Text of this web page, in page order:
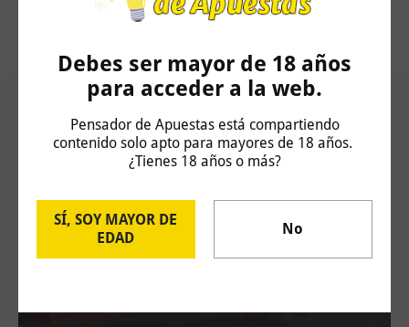
Debes ser mayor de 18 años
para acceder a la web.
Pensador de Apuestas está compartiendo
contenido solo apto para mayores de 18 años.
¿Tienes 18 años o más?
SÍ, SOY MAYOR DE
EDAD
No
Artículos Relacionados